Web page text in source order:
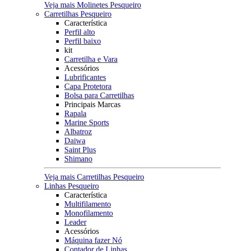
Veja mais Molinetes Pesqueiro
Carretilhas Pesqueiro
Característica
Perfil alto
Perfil baixo
kit
Carretilha e Vara
Acessórios
Lubrificantes
Capa Protetora
Bolsa para Carretilhas
Principais Marcas
Rapala
Marine Sports
Albatroz
Daiwa
Saint Plus
Shimano
Veja mais Carretilhas Pesqueiro
Linhas Pesqueiro
Característica
Multifilamento
Monofilamento
Leader
Acessórios
Máquina fazer Nó
Contador de Linhas